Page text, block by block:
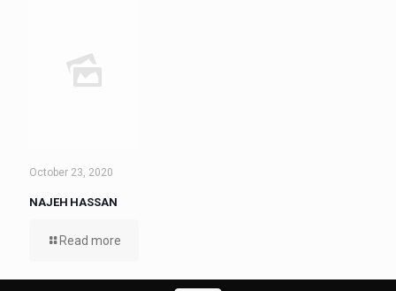
October 23, 2020
NAJEH HASSAN
Read more